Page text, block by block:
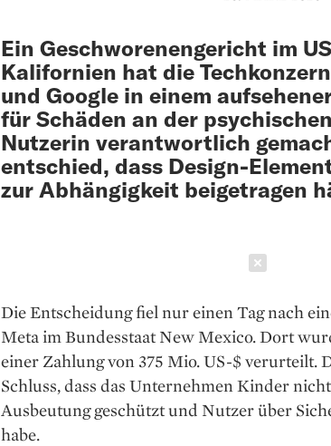
Ein Geschworenengericht im
Kalifornien hat die
und Google in einem
für Schäden an der
Nutzerin verantwortlich
entschied, dass Design-
zur Abhängigkeit beigetragen
Die Entscheidung fiel nur einen Tag nach
Meta im Bundesstaat New Mexico. Dort
einer Zahlung von 375 Mio. US-$ verurteilt.
Schluss, dass das Unternehmen Kinder
Ausbeutung geschützt und Nutzer über
habe.